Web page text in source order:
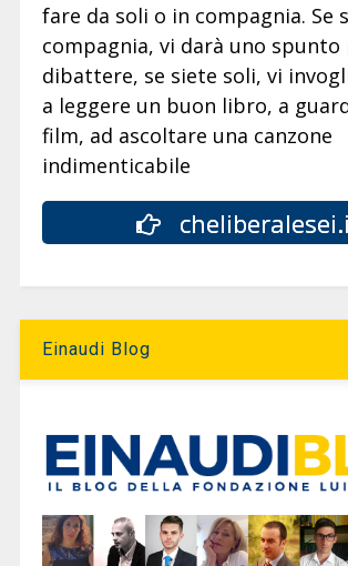
fare da soli o in compagnia. Se
compagnia, vi darà uno spunto
dibattere, se siete soli, vi
a leggere un buon libro, a
film, ad ascoltare una canzone
indimenticabile
Einaudi Blog